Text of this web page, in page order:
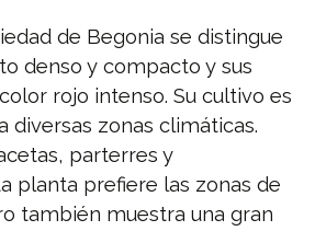
de Begonia se distingue
denso y compacto y sus
rojo intenso. Su cultivo es
diversas zonas climáticas.
parterres y
planta prefiere las zonas de
también muestra una gran